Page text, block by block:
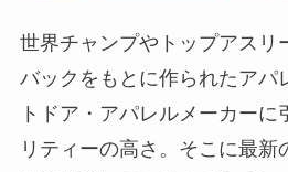
世界チャンプやトップアスリ
バックをもとに作られたアパ
トドア・アパレルメーカーに
リティーの高さ。そこに最新